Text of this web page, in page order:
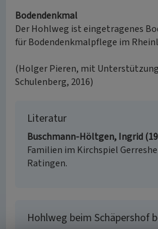
Bodendenkmal
Der Hohlweg ist eingetragenes
für Bodendenkmalpflege im
(Holger Pieren, mit
Schulenberg, 2016)
Literatur
Buschmann-Höltgen, Ingrid
Familien im Kirchspiel
Ratingen.
Hohlweg beim Schäpershof